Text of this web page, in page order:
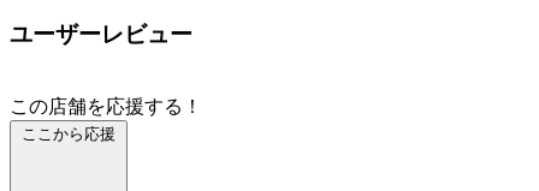
ユーザーレビュー
この店舗を応援する！
ここから応援